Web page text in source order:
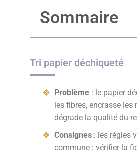
Sommaire
Tri papier déchiqueté
Problème : le papier
les fibres, encrasse les
dégrade la qualité du
Consignes : les règles
commune : vérifier la